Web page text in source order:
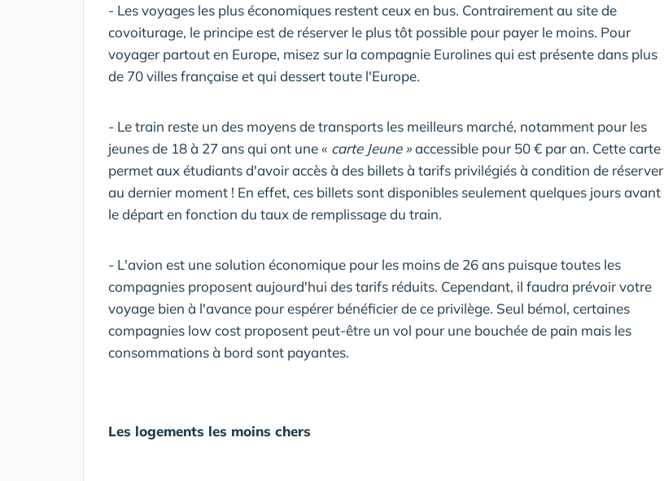
- Les voyages les plus économiques restent ceux en bus. Contrairement au site de
covoiturage, le principe est de réserver le plus tôt possible pour payer le moins. Pour
voyager partout en Europe, misez sur la compagnie Eurolines qui est présente dans plus
de 70 villes française et qui dessert toute l'Europe.
- Le train reste un des moyens de transports les meilleurs marché, notamment pour les
jeunes de 18 à 27 ans qui ont une « carte Jeune »accessible pour 50 € par an. Cette carte
permet aux étudiants d'avoir accès à des billets à tarifs privilégiés à condition de réserver
au dernier moment ! En effet, ces billets sont disponibles seulement quelques jours avant
le départ en fonction du taux de remplissage du train.
- L'avion est une solution économique pour les moins de 26 ans puisque toutes les
compagnies proposent aujourd'hui des tarifs réduits. Cependant, il faudra prévoir votre
voyage bien à l'avance pour espérer bénéficier de ce privilège. Seul bémol, certaines
compagnies low cost proposent peut-être un vol pour une bouchée de pain mais les
consommations à bord sont payantes.
Les logements les moins chers